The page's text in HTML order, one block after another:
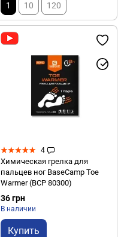
1 10 120
4
Химическая грелка для
пальцев ног BaseCamp Toe
Warmer (BCP 80300)
36 грн
В наличии
Купить